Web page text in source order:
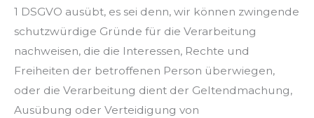
1 DSGVO ausübt, es sei denn, wir können zwingende
schutzwürdige Gründe für die Verarbeitung
nachweisen, die die Interessen, Rechte und
Freiheiten der betroffenen Person überwiegen,
oder die Verarbeitung dient der Geltendmachung,
Ausübung oder Verteidigung von